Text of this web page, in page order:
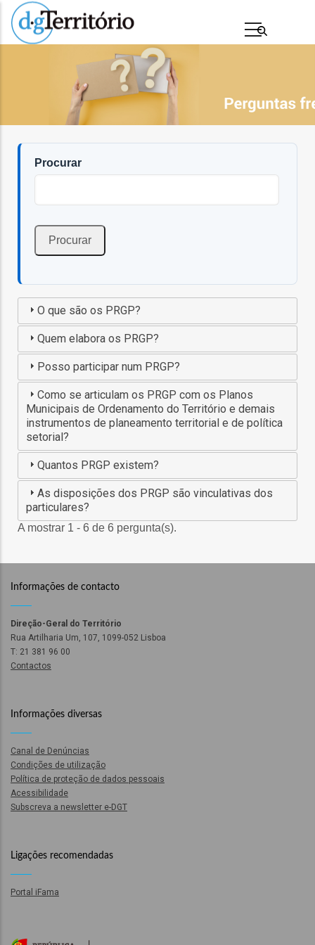
Passar
para
o
Procurar
O que são os PRGP?
Quem elabora os PRGP?
Posso participar num PRGP?
Como se articulam os PRGP com os Planos
Municipais de Ordenamento do Território e demais
instrumentos de planeamento territorial e de política
setorial?
Quantos PRGP existem?
As disposições dos PRGP são vinculativas dos
particulares?
A mostrar 1 - 6 de 6 pergunta(s).
Informações de contacto
Direção-Geral do Território
Rua Artilharia Um, 107, 1099-052 Lisboa
T: 21 381 96 00
Contactos
Informações diversas
Canal de Denúncias
Condições de utilização
Política de proteção de dados pessoais
Acessibilidade
Subscreva a newsletter e-DGT
Ligações recomendadas
Portal iFama